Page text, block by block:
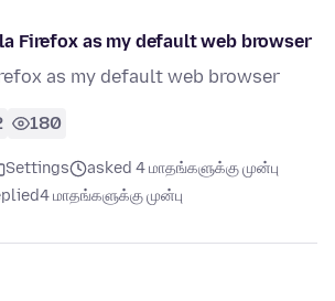
Firefox as my default web browser
as my default web browser
180
Settings
asked 4 மாதங்களுக்கு முன்பு
4 மாதங்களுக்கு முன்பு